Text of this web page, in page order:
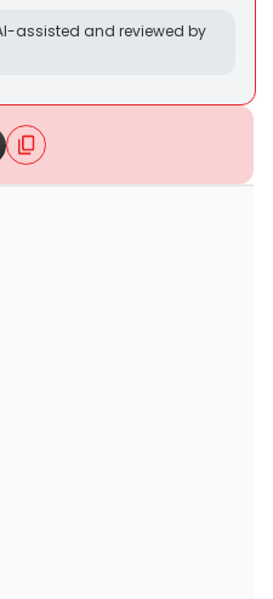
assisted and reviewed by